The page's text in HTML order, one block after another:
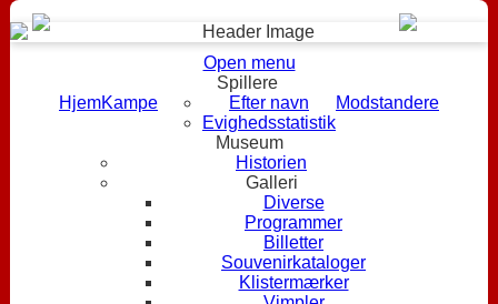
Open menu
HjemKampe
Spillere
Efter navn
Evighedsstatistik
Modstandere
Museum
Historien
Galleri
Diverse
Programmer
Billetter
Souvenirkataloger
Klistermærker